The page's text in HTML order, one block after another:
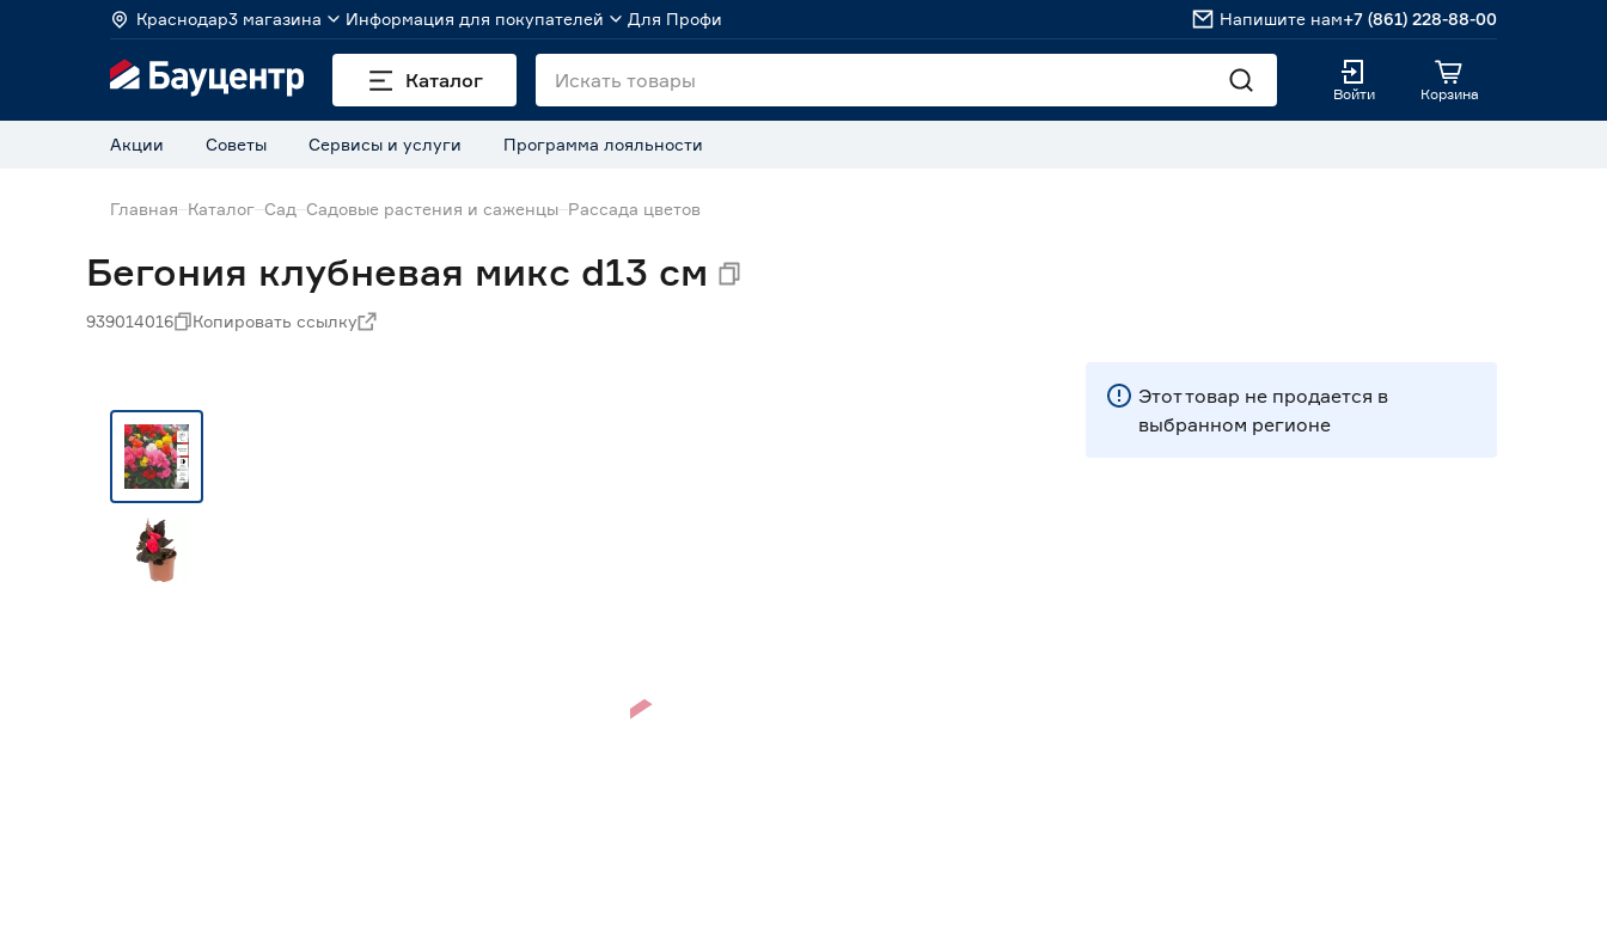
Краснодар3 магазина Информация для покупателей Для Профи Напишите нам+7 (861) 228-88-00
Каталог
Войти Корзина
Акции Советы Сервисы и услуги Программа лояльности
Главная Каталог Сад Садовые растения и саженцы Рассада цветов
Бегония клубневая микс d13 см
939014016 Копировать ссылку
Этот товар не продается в
выбранном регионе